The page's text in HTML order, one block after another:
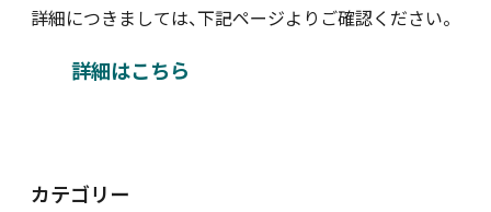
新着情報
詳細につきましては、下記ページよりご確認ください。
詳細はこちら
カテゴリー